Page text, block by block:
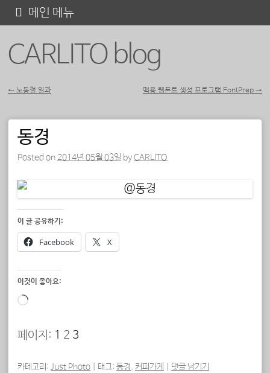
CARLITO blog
메인 메뉴
텐
← 노동절 일과 맥용 웹폰트 생성 프로그램 FontPrep →
동경
Posted on 2014년 05월 03일 byCARLITO
이 글 공유하기:
Facebook X
이것이 좋아요:
로
중...
페이지: 1 2 3
카테고리: Just Photo 태그: 동경, 커피가게 댓글 남기기